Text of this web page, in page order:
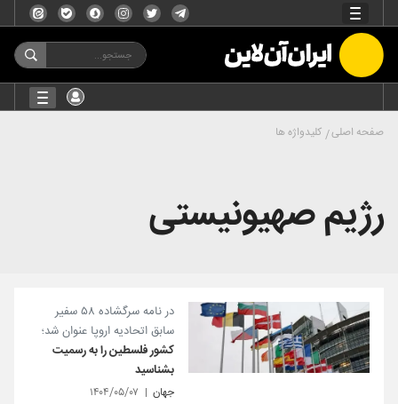
صفحه اصلی کلیدواژه ها
رژیم صهیونیستی
در نامه سرگشاده ۵۸ سفیر
سابق اتحادیه اروپا عنوان شد؛
کشور فلسطین را به رسمیت
بشناسید
جهان ۱۴۰۴/۰۵/۰۷